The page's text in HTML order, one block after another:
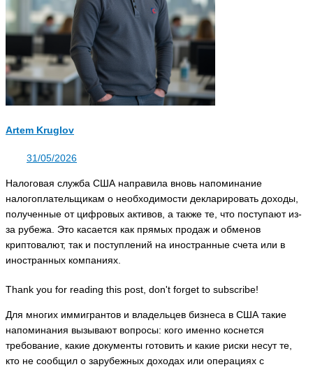
Artem Kruglov
31/05/2026
Налоговая служба США направила вновь напоминание
налогоплательщикам о необходимости декларировать доходы,
полученные от цифровых активов, а также те, что поступают из-
за рубежа. Это касается как прямых продаж и обменов
криптовалют, так и поступлений на иностранные счета или в
иностранных компаниях.
Thank you for reading this post, don't forget to subscribe!
Для многих иммигрантов и владельцев бизнеса в США такие
напоминания вызывают вопросы: кого именно коснется
требование, какие документы готовить и какие риски несут те,
кто не сообщил о зарубежных доходах или операциях с